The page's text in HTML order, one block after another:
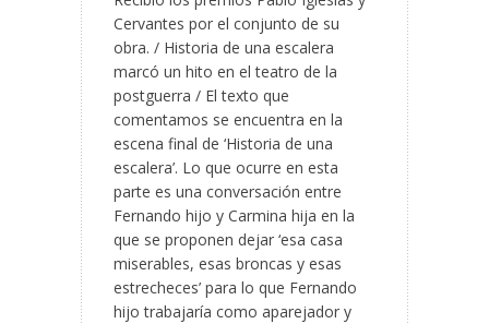
Cervantes por el conjunto de su
obra. / Historia de una escalera
marcó un hito en el teatro de la
postguerra / El texto que
comentamos se encuentra en la
escena final de ‘Historia de una
escalera’. Lo que ocurre en esta
parte es una conversación entre
Fernando hijo y Carmina hija en la
que se proponen dejar ‘esa casa
miserables, esas broncas y esas
estrecheces’ para lo que Fernando
hijo trabajaría como aparejador y